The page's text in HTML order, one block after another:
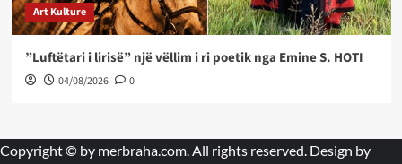
Art Kulture
”Luftëtari i lirisë” një vëllim i ri poetik nga Emine S. HOTI
04/08/2026 0
Copyright © by merbraha.com. All rights reserved. Design by